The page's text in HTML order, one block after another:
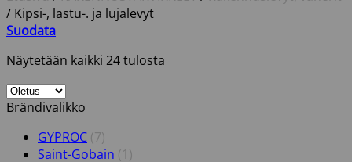
/ Kipsi-, lastu-. ja lujalevyt
Suodata
Näytetään kaikki 24 tulosta
Brändivalikko
GYPROC (7)
Saint-Gobain (1)